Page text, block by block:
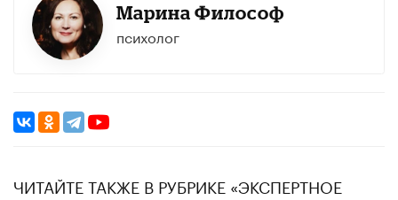
Марина Философ
психолог
ЧИТАЙТЕ ТАКЖЕ В РУБРИКЕ «ЭКСПЕРТНОЕ